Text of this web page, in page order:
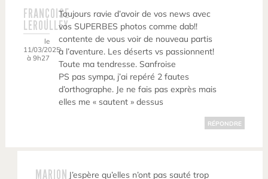
FRANÇOISE
LEROULLEY
le
11/03/2025
à 9h27
Toujours ravie d’avoir de vos news avec
vos SUPERBES photos comme dab!!
contente de vous voir de nouveau partis
à l’aventure. Les déserts vs passionnent!
Toute ma tendresse. Sanfroise
PS pas sympa, j’ai repéré 2 fautes
d’orthographe. Je ne fais pas exprès mais
elles me « sautent » dessus
RÉPONDRE
MARION J’espère qu’elles n’ont pas sauté trop